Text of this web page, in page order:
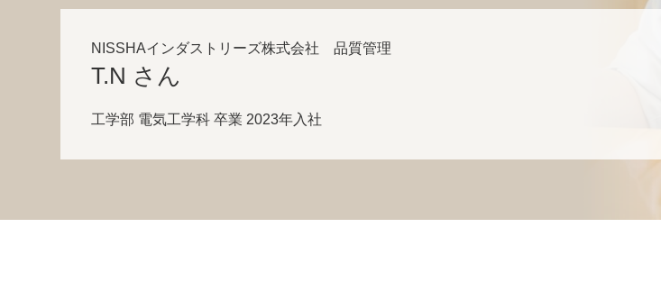
NISSHAインダストリーズ株式会社 品質管理
T.N さん
工学部 電気工学科 卒業 2023年入社